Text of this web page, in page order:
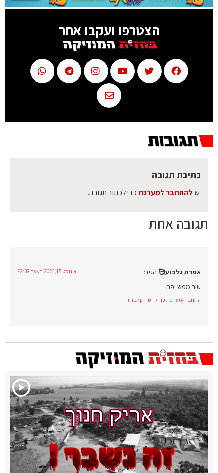
הצטרפו ועקבו אחר
תגובה אחת
אפרת גלבוע🥰 הגיב: אוגוסט 15, 2023 בשעה 22:38
שיר ממש יפה
התחבר למערכת כדי להשתתף בדיון
כתיבת תגובה
יש להתחבר למערכתכדי לכתוב תגובה.